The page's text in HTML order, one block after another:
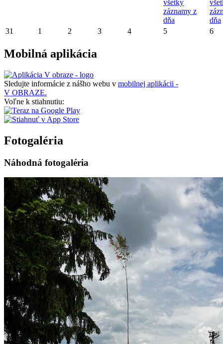
všetky
záznamy z
dňa
dňa
31
1 2 3 4 5 6
Mobilná aplikácia
Sledujte informácie z nášho webu v mobilnej aplikácii -
V OBRAZE.
Voľne k stiahnutiu:
Fotogaléria
Náhodná fotogaléria